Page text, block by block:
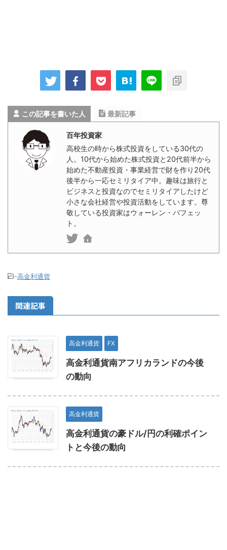
この記事を書いた人 最新記事
百年投資家
高校生の時から株式投資をしている30代の
人。10代から始めた株式投資と20代前半から
始めた不動産投資・事業経営で財を作り20代
後半から一応セミリタイア中。趣味は旅行と
ビジネスと投資なのでセミリタイアしたけど
小さな会社経営や投資活動をしています。尊
敬している投資家はウォーレン・バフェッ
ト。
-高金利通貨
関連記事
高金利通貨 FX
高金利通貨南アフリカランドの今後
の動向
高金利通貨
高金利通貨の豪ドル/円の利確ポイン
トと今後の動向